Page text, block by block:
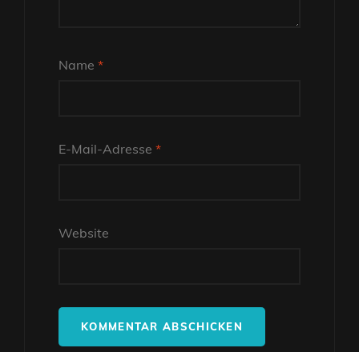
Name *
E-Mail-Adresse *
Website